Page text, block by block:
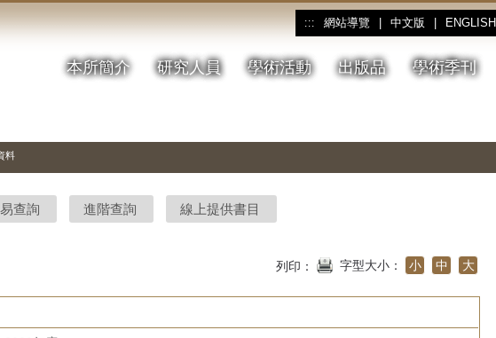
::: 網站導覽 中文版 ENGLISH
本所簡介 研究人員 學術活動 出版品 學術季刊
料
查詢 進階查詢 線上提供書目
列印： 字型大小： 小 中 大